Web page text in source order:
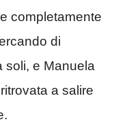
completamente
di
soli, e Manuela
a salire